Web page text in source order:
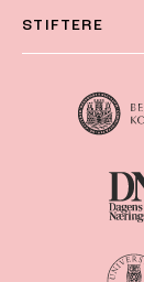
STIFTERE